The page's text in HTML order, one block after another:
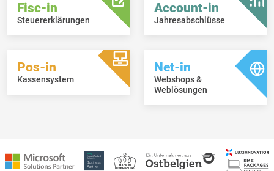
Fisc-in
Steuererklärungen
Account-in
Jahresabschlüsse
Pos-in
Kassensystem
Net-in
Webshops &
Weblösungen